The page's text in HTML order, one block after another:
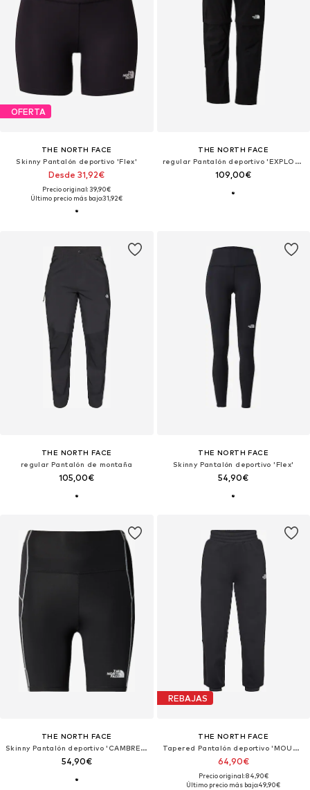
OFERTA
THE NORTH FACE
Skinny Pantalón deportivo 'Flex'
Desde 31,92€
Precio original: 39,90€
Último precio más bajo:31,92€
THE NORTH FACE
regular Pantalón deportivo 'EXPLORATION'
109,00€
THE NORTH FACE
regular Pantalón de montaña
105,00€
THE NORTH FACE
Skinny Pantalón deportivo 'Flex'
54,90€
THE NORTH FACE
Skinny Pantalón deportivo 'CAMBRENA'
54,90€
REBAJAS
THE NORTH FACE
Tapered Pantalón deportivo 'MOUNTAIN ATHLETICS'
64,90€
Precio original: 84,90€
Último precio más bajo:49,90€